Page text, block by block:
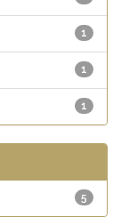
1
1
1
5